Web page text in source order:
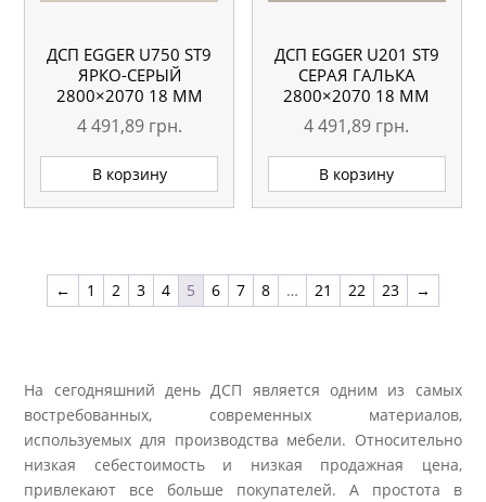
ДСП EGGER U750 ST9
ЯРКО-СЕРЫЙ
2800×2070 18 ММ
4 491,89 грн.
В корзину
ДСП EGGER U201 ST9
СЕРАЯ ГАЛЬКА
2800×2070 18 ММ
4 491,89 грн.
В корзину
← 1 2 3 4 5 6 7 8 … 21 22 23 →
На сегодняшний день ДСП является одним из самых
востребованных, современных материалов,
используемых для производства мебели. Относительно
низкая себестоимость и низкая продажная цена,
привлекают все больше покупателей. А простота в